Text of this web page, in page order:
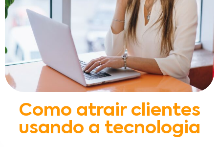
Como atrair clientes
usando a tecnologia